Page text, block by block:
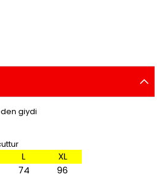
giydi
L
XL
74
96